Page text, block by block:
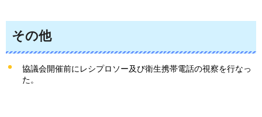
その他
協議会開催前にレシプロソー及び衛生携帯電話の視察を行なっ
た。